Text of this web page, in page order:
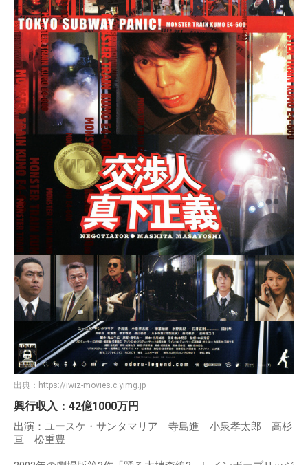
出典： https://iwiz-movies.c.yimg.jp
興行収入：42億1000万円
出演：ユースケ・サンタマリア 寺島進 小泉孝太郎 高杉
亘 松重豊